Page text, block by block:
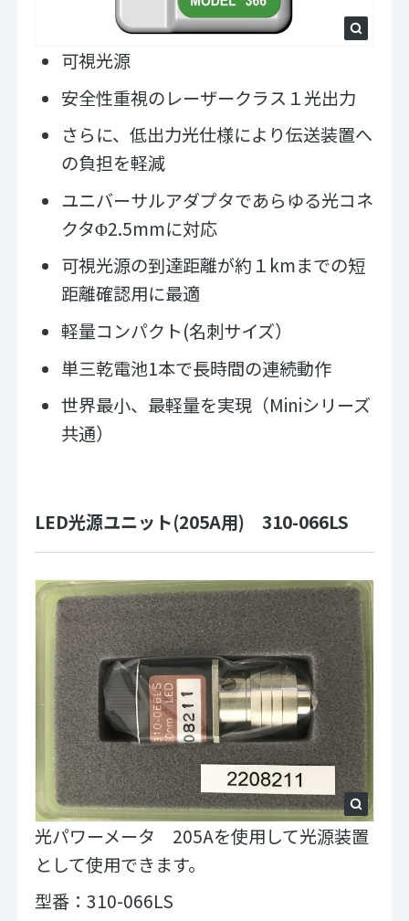
可視光源
安全性重視のレーザークラス１光出力
さらに、低出力光仕様により伝送装置へ
の負担を軽減
​ユニバーサルアダプタであらゆる光コネ
クタΦ2.5mmに対応
可視光源の到達距離が約１kmまでの短
距離確認用に最適
軽量コンパクト(名刺サイズ）
単三乾電池1本で長時間の連続動作
世界最小、最軽量を実現（Miniシリーズ
共通）
LED光源ユニット(205A用) 310-066LS
光パワーメータ 205Aを使用して光源装置
として使用できます。
型番：310-066LS